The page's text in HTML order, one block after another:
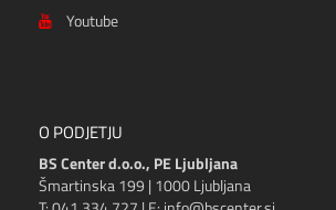
Youtube
O PODJETJU
BS Center d.o.o., PE Ljubljana
Šmartinska 199 | 1000 Ljubljana